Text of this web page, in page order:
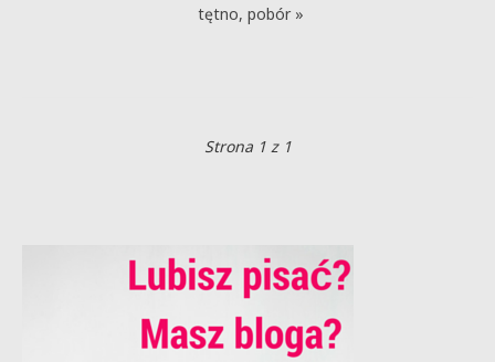
tętno, pobór »
Strona 1 z 1